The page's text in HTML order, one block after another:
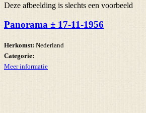
Deze afbeelding is slechts een voorbeeld
Panorama ± 17-11-1956
Herkomst: Nederland
Categorie:
Meer informatie